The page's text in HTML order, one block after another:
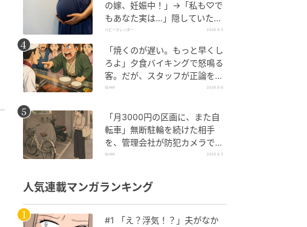
の嫁、妊娠中！」→「私も♡で
もあなた実は…」隠していた事
実を暴露した結果
ベビーカレンダー 2026.8.5
「焼くのが遅い。もっと早くし
ろよ」夕食バイキングで怒鳴る
客。だが、スタッフが正論を並
べた結果
GLAM 2026.8.6
「月3000円の区画に、また自
転車」無断駐輪を続けた相手
を、管理会社が防犯カメラで特
定した朝
GLAM 2026.8.5
人気連載マンガランキング
#1 「え？浮気！？」夫がなか